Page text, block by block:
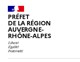
PRÉFET
DE LA RÉGION
AUVERGNE-
RHÔNE-ALPES